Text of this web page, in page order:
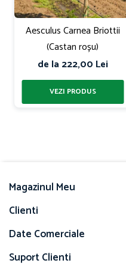
Aesculus Carnea Briottii
(Castan roșu)
de la 222,00 Lei
Magazinul Meu
Clienti
Date Comerciale
Suport Clienti